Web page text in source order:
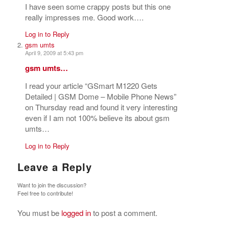
I have seen some crappy posts but this one
really impresses me. Good work….
Log in to Reply
gsm umts
April 9, 2009 at 5:43 pm
gsm umts…
I read your article “GSmart M1220 Gets
Detailed | GSM Dome – Mobile Phone News”
on Thursday read and found it very interesting
even if I am not 100% believe its about gsm
umts…
Log in to Reply
Leave a Reply
Want to join the discussion?
Feel free to contribute!
You must be logged into post a comment.